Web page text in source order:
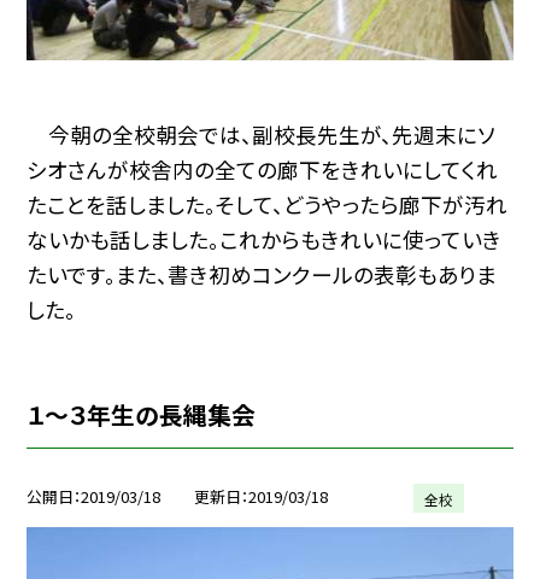
今朝の全校朝会では、副校長先生が、先週末にソ
シオさんが校舎内の全ての廊下をきれいにしてくれ
たことを話しました。そして、どうやったら廊下が汚れ
ないかも話しました。これからもきれいに使っていき
たいです。また、書き初めコンクールの表彰もありま
した。
１〜３年生の長縄集会
公開日 2019/03/18 更新日 2019/03/18 全校